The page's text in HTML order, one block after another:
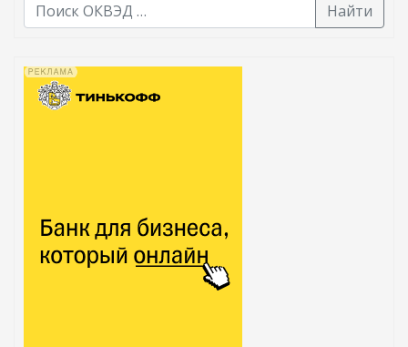
Найти
В списке найденных результатов используйте